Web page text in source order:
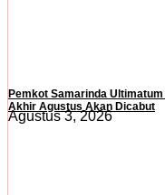
Pemkot Samarinda
Akhir Agustus Akan Dicabut
Agustus 3, 2026